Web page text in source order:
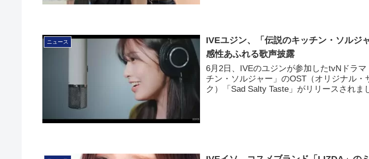
ニュース
IVEユジン、「伝説のキッチン・ソルジ
感性あふれる歌声披露
6月2日、IVEのユジンが参加したtvNドラマ
チン・ソルジャー」のOST（オリジナル・
ク）「Sad Salty Taste」がリリースされま